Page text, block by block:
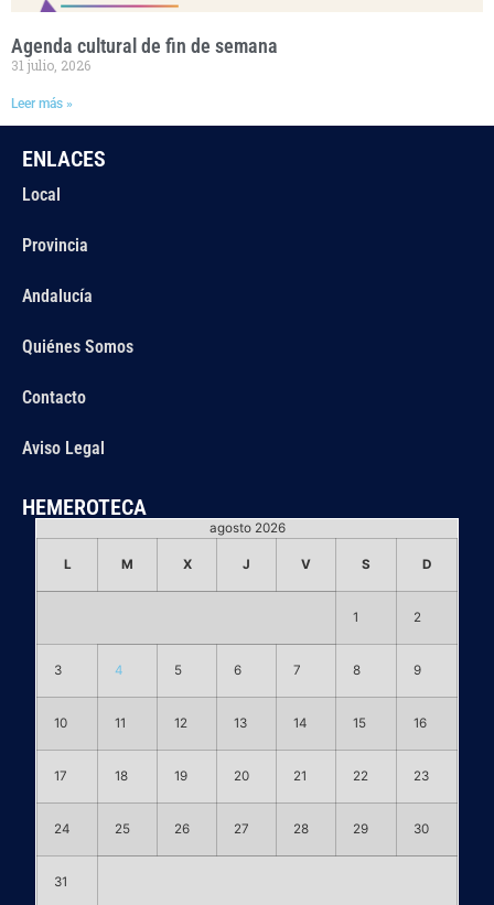
Agenda cultural de fin de semana
31 julio, 2026
Leer más »
ENLACES
Local
Provincia
Andalucía
Quiénes Somos
Contacto
Aviso Legal
HEMEROTECA
agosto 2026
L M X J V S D
1 2
3 4 5 6 7 8 9
10 11 12 13 14 15 16
17 18 19 20 21 22 23
24 25 26 27 28 29 30
31